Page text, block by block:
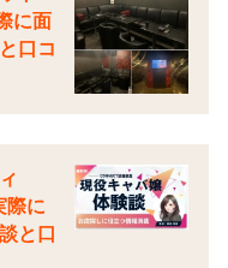
に面
口コ
際に
と口